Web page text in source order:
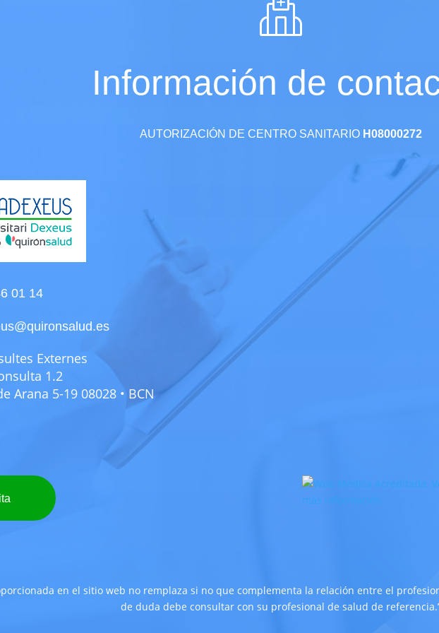
Información de
AUTORIZACIÓN DE CENTRO SANITARIO H08000272
01 14
Externes
1.2
Arana 5-19 08028 • BCN
en el sitio web no remplaza si no que complementa la relación entre el
de duda debe consultar con su profesional de salud de